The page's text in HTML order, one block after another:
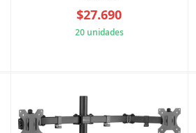
$27.690
20 unidades